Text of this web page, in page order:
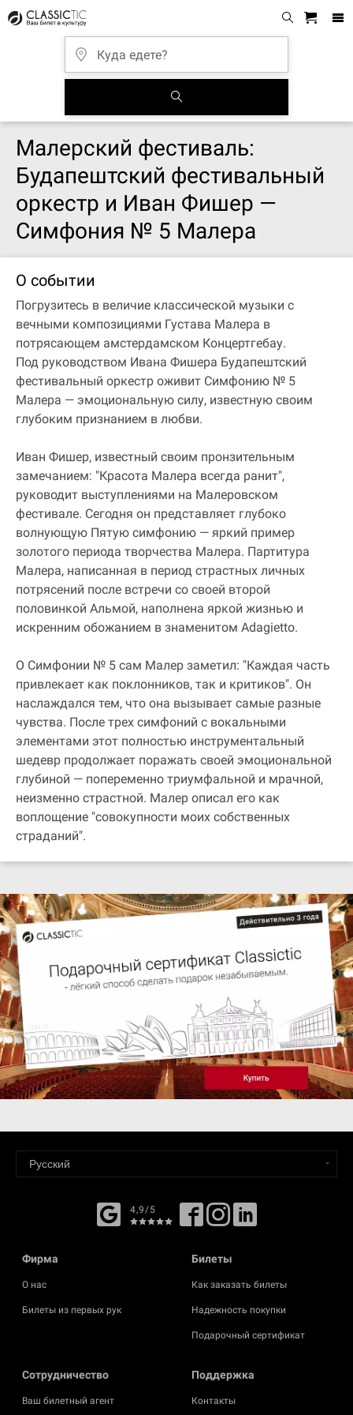
Малерский фестиваль:
Будапештский фестивальный
оркестр и Иван Фишер —
Симфония № 5 Малера
О событии
Погрузитесь в величие классической музыки с
вечными композициями Густава Малера в
потрясающем амстердамском Концертгебау.
Под руководством Ивана Фишера Будапештский
фестивальный оркестр оживит Симфонию № 5
Малера — эмоциональную силу, известную своим
глубоким признанием в любви.
Иван Фишер, известный своим пронзительным
замечанием: "Красота Малера всегда ранит",
руководит выступлениями на Малеровском
фестивале. Сегодня он представляет глубоко
волнующую Пятую симфонию — яркий пример
золотого периода творчества Малера. Партитура
Малера, написанная в период страстных личных
потрясений после встречи со своей второй
половинкой Альмой, наполнена яркой жизнью и
искренним обожанием в знаменитом Adagietto.
О Симфонии № 5 сам Малер заметил: "Каждая часть
привлекает как поклонников, так и критиков". Он
наслаждался тем, что она вызывает самые разные
чувства. После трех симфоний с вокальными
элементами этот полностью инструментальный
шедевр продолжает поражать своей эмоциональной
глубиной — попеременно триумфальной и мрачной,
неизменно страстной. Малер описал его как
воплощение "совокупности моих собственных
страданий".
4,9/5
Фирма
О нас
Билеты из первых рук
Билеты
Как заказать билеты
Надежность покупки
Подарочный сертификат
Cотрудничество
Ваш билетный агент
Поддержка
Контакты